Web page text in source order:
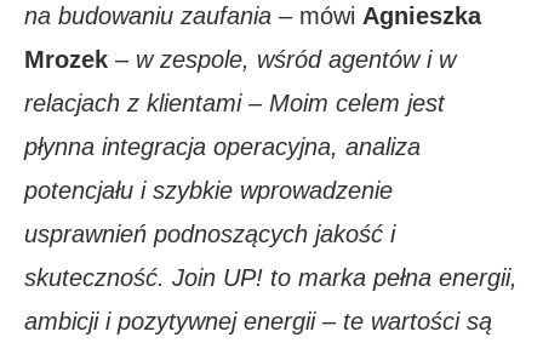
na budowaniu zaufania – mówi Agnieszka
Mrozek – w zespole, wśród agentów i w
relacjach z klientami – Moim celem jest
płynna integracja operacyjna, analiza
potencjału i szybkie wprowadzenie
usprawnień podnoszących jakość i
skuteczność. Join UP! to marka pełna energii,
ambicji i pozytywnej energii – te wartości są